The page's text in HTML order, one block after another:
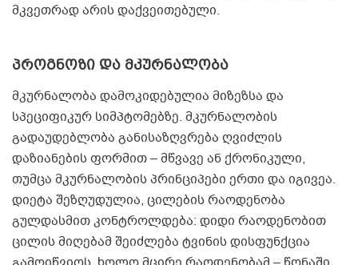
მკვეთრად არის დაქვეითებული.
პროგნოზი და მკურნალობა
მკურნალობა დამოკიდებულია მიზეზსა და
სპეციფიკურ სიმპტომებზე. მკურნალობის
გადაუდებლობა განისაზღვრება ღვიძლის
დაზიანების ფორმით – მწვავე ან ქრონიკული,
თუმცა მკურნალობის პრინციპები ერთი და იგივეა.
დიეტა შეზღუდულია, ცილების რაოდენობა
გულდასმით კონტროლდება: დიდი რაოდენობით
ცილის მიღებამ შეიძლება ტვინის დისფუნქცია